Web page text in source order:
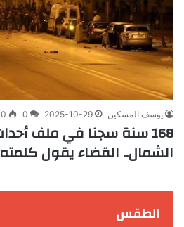
يوسف المسكين 2025-10-29
0
0
168 سنة سجنا في ملف
الشمال.. القضاء يقول كلمته
الطقس